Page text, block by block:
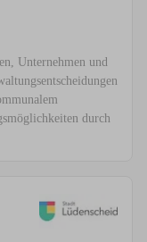
Unternehmen und
durch